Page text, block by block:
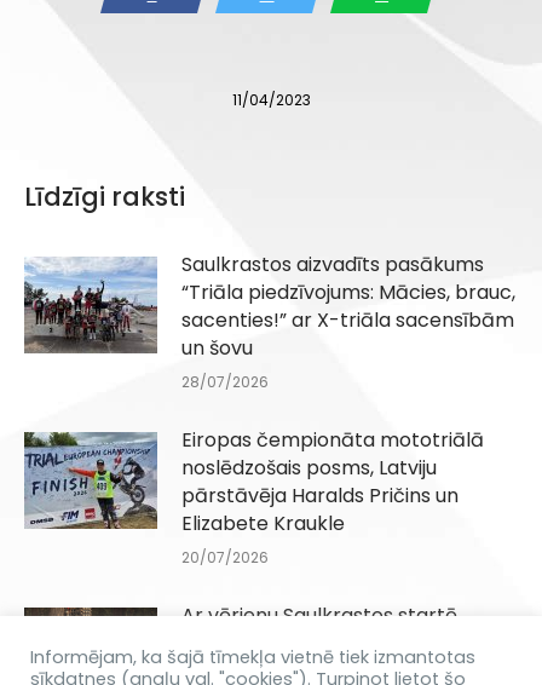
11/04/2023
Līdzīgi raksti
Saulkrastos aizvadīts pasākums
“Triāla piedzīvojums: Mācies, brauc,
sacenties!” ar X-triāla sacensībām
un šovu
28/07/2026
Eiropas čempionāta mototriālā
noslēdzošais posms, Latviju
pārstāvēja Haralds Pričins un
Elizabete Kraukle
20/07/2026
Ar vērienu Saulkrastos startē
„Triāla piedzīvojums: Mācies,
brauc, sacenties”
Informējam, ka šajā tīmekļa vietnē tiek izmantotas
sīkdatnes (angļu val. "cookies"). Turpinot lietot šo